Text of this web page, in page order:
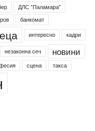
ДЛС "Паламара"
банкомат
интересно кадри
незаконна сеч новини
сцена такса